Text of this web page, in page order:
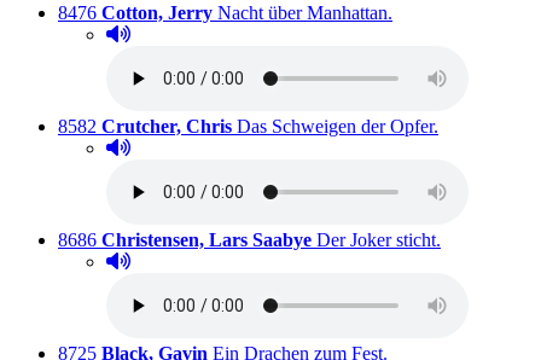
Titelnummer:
8476 von
Cotton, Jerry: Nacht über Manhattan.
Hörprobe abspielen
Hörprobe von Nacht über Manhattan.
Titelnummer:
8582 von
Crutcher, Chris: Das Schweigen der Opfer.
Hörprobe abspielen
Hörprobe von Das Schweigen der Opfer.
Titelnummer:
8686 von
Christensen, Lars Saabye: Der Joker sticht.
Hörprobe abspielen
Hörprobe von Der Joker sticht.
Titelnummer:
8725 von
Black, Gavin Ein Drachen zum Fest.